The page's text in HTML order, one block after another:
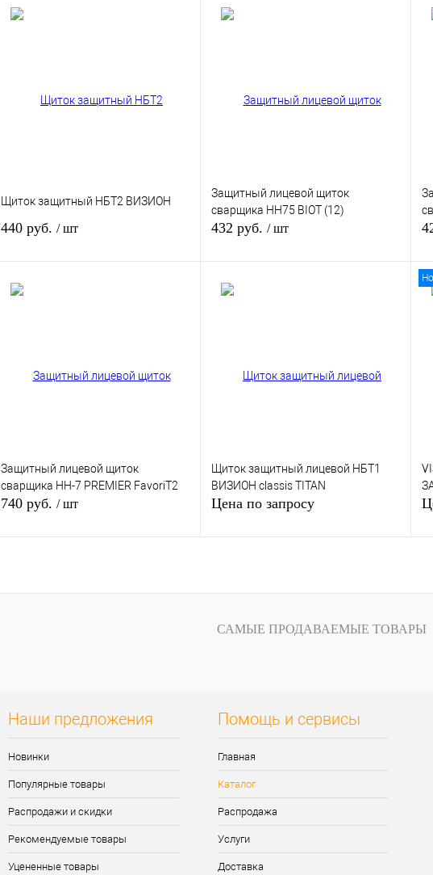
Щиток защитный НБТ2 ВИЗИОН
440 руб. / шт
наличии
Защитный лицевой щиток
сварщика НН75 BIOT (12)
432 руб. / шт
наличии
Защитный лицевой щиток
сварщика HH-7 PREMIER FavoriT2
740 руб. / шт
Щиток защитный лицевой НБТ1
ВИЗИОН classis TITAN
Цена по запросу
В избранное Нет в наличии
САМЫЕ ПРОДАВАЕМЫЕ ТОВАРЫ
Наши предложения
Новинки
Популярные товары
Распродажи и скидки
Рекомендуемые товары
Уцененные товары
Помощь и сервисы
Главная
Каталог
Распродажа
Услуги
Доставка